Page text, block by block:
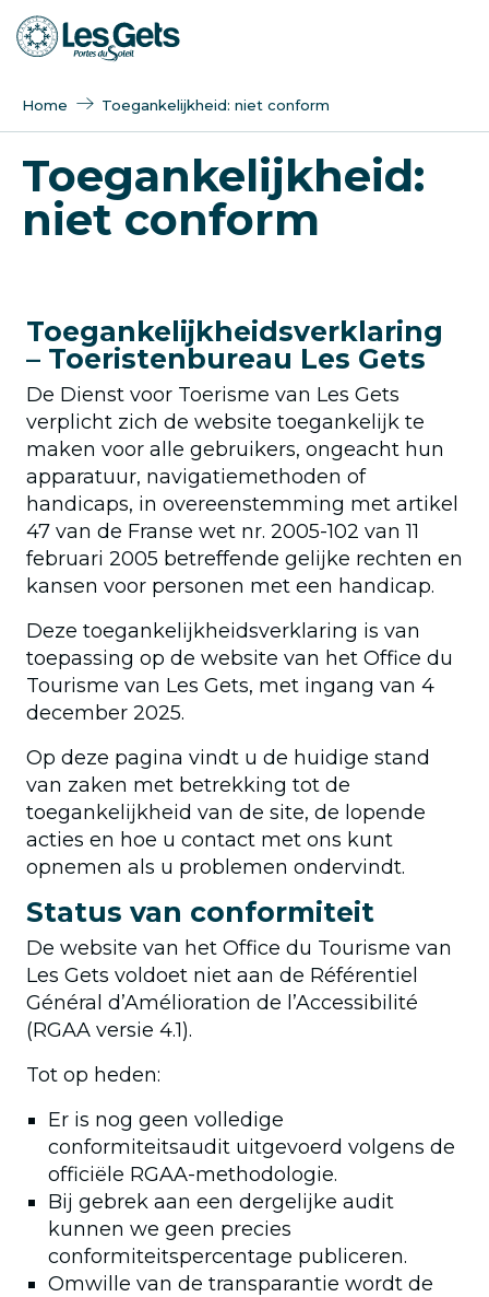
Aller
au
Home Toegankelijkheid: niet conform
Toegankelijkheid:
niet conform
Toegankelijkheidsverklaring
– Toeristenbureau Les Gets
De Dienst voor Toerisme van Les Gets
verplicht zich de website toegankelijk te
maken voor alle gebruikers, ongeacht hun
apparatuur, navigatiemethoden of
handicaps, in overeenstemming met artikel
47 van de Franse wet nr. 2005-102 van 11
februari 2005 betreffende gelijke rechten en
kansen voor personen met een handicap.
Deze toegankelijkheidsverklaring is van
toepassing op de website van het Office du
Tourisme van Les Gets, met ingang van 4
december 2025.
Op deze pagina vindt u de huidige stand
van zaken met betrekking tot de
toegankelijkheid van de site, de lopende
acties en hoe u contact met ons kunt
opnemen als u problemen ondervindt.
Status van conformiteit
De website van het Office du Tourisme van
Les Gets voldoet niet aan de Référentiel
Général d’Amélioration de l’Accessibilité
(RGAA versie 4.1).
Tot op heden:
Er is nog geen volledige
conformiteitsaudit uitgevoerd volgens de
officiële RGAA-methodologie.
Bij gebrek aan een dergelijke audit
kunnen we geen precies
conformiteitspercentage publiceren.
Omwille van de transparantie wordt de